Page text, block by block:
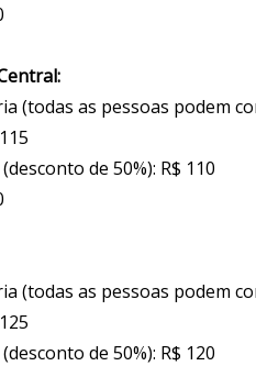
(todas as pessoas podem
de 50%): R$ 110
(todas as pessoas podem
de 50%): R$ 120